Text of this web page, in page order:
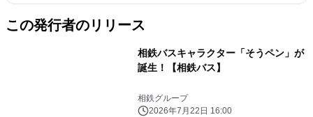
この発行者のリリース
相鉄バスキャラクター「そうペン」が
誕生！【相鉄バス】
相鉄グループ
2026年7月22日 16:00